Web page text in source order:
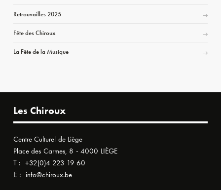
Retrouvailles 2025
Fête des Chiroux
La Fête de la Musique
Les Chiroux
Centre Culturel de Liège
Place des Carmes, 8 - 4000 LIÈGE
T : +32(0)4 223 19 60
E : info@chiroux.be